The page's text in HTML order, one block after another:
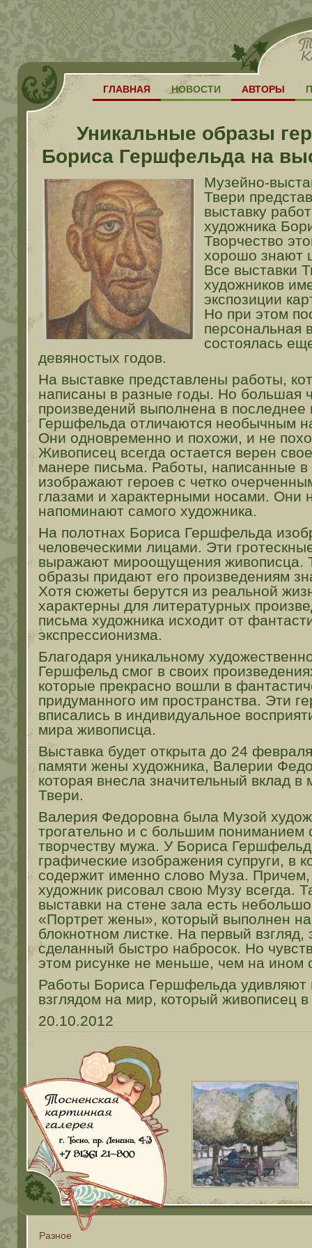
ГЛАВНАЯ НОВОСТИ АВТОРЫ
Уникальные образы
Бориса Гершфельда на
Музейно-
Твери
выставку
художника
Творчество
хорошо знают
Все выставки
художников
экспозиции
Но при этом
персональная
состоялась
девяностых годов.
На выставке представлены работы,
написаны в разные годы. Но большая
произведений выполнена в
Гершфельда отличаются необычным
Они одновременно и похожи, и не
Живописец всегда остается верен
манере письма. Работы, написанные в
изображают героев с четко
глазами и характерными носами. Они
напоминают самого художника.
На полотнах Бориса Гершфельда
человеческими лицами. Эти
выражают мироощущения живописца.
образы придают его произведениям
Хотя сюжеты берутся из реальной
характерны для литературных
письма художника исходит от
экспрессионизма.
Благодаря уникальному
Гершфельд смог в своих
которые прекрасно вошли в
придуманного им пространства. Эти
вписались в индивидуальное
мира живописца.
Выставка будет открыта до 24
памяти жены художника, Валерии
которая внесла значительный вклад в
Твери.
Валерия Федоровна была Музой
трогательно и с большим пониманием
творчеству мужа. У Бориса
графические изображения супруги, в
содержит именно слово Муза. Причем,
художник рисовал свою Музу всегда.
выставки на стене зала есть
«Портрет жены», который выполнен
блокнотном листке. На первый взгляд,
сделанный быстро набросок. Но
этом рисунке не меньше, чем на ином
Работы Бориса Гершфельда
взглядом на мир, который живописец
20.10.2012
Разное